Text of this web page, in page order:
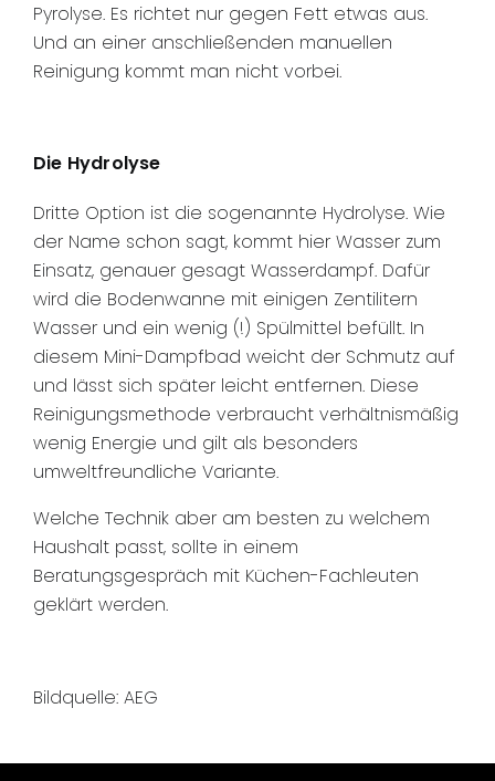
Pyrolyse. Es richtet nur gegen Fett etwas aus.
Und an einer anschließenden manuellen
Reinigung kommt man nicht vorbei.
Die Hydrolyse
Dritte Option ist die sogenannte Hydrolyse. Wie
der Name schon sagt, kommt hier Wasser zum
Einsatz, genauer gesagt Wasserdampf. Dafür
wird die Bodenwanne mit einigen Zentilitern
Wasser und ein wenig (!) Spülmittel befüllt. In
diesem Mini-Dampfbad weicht der Schmutz auf
und lässt sich später leicht entfernen. Diese
Reinigungsmethode verbraucht verhältnismäßig
wenig Energie und gilt als besonders
umweltfreundliche Variante.
Welche Technik aber am besten zu welchem
Haushalt passt, sollte in einem
Beratungsgespräch mit Küchen-Fachleuten
geklärt werden.
Bildquelle: AEG